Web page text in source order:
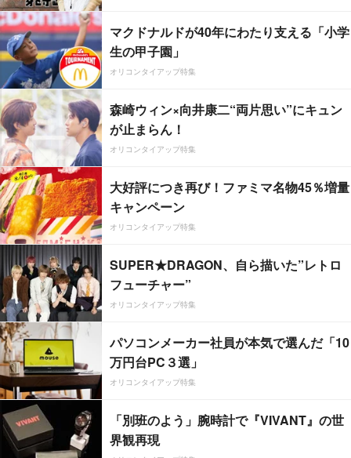
マクドナルドが40年にわたり支える「小学
生の甲子園」
オリコンタイアップ特集
森崎ウィン×向井康二“両片思い”にキュン
が止まらん！
オリコンタイアップ特集
大好評につき再び！ファミマ名物45％増量
キャンペーン
オリコンタイアップ特集
SUPER★DRAGON、自ら描いた”レトロ
フューチャー”
オリコンタイアップ特集
パソコンメーカー社員が本気で選んだ「10
万円台PC３選」
オリコンタイアップ特集
「別班のよう」腕時計で『VIVANT』の世
界観再現